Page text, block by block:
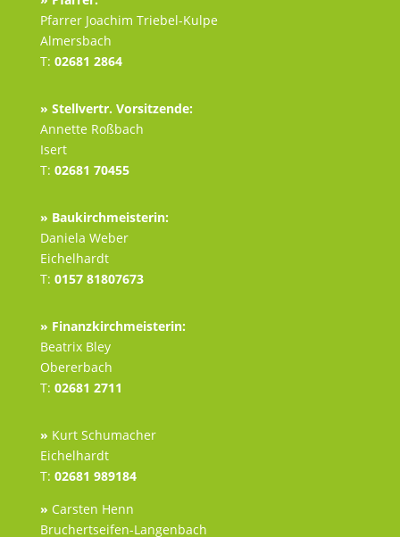
Pfarrer Joachim Triebel-Kulpe
Almersbach
T: 02681 2864
» Stellvertr. Vorsitzende:
Annette Roßbach
Isert
T: 02681 70455
» Baukirchmeisterin:
Daniela Weber
Eichelhardt
T: 0157 81807673
» Finanzkirchmeisterin:
Beatrix Bley
Obererbach
T: 02681 2711
» Kurt Schumacher
Eichelhardt
T: 02681 989184
» Carsten Henn
Bruchertseifen-Langenbach